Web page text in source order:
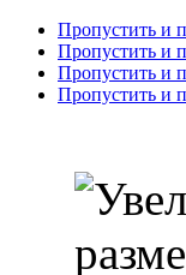
Пропустить и
Пропустить и
Пропустить и
Пропустить и